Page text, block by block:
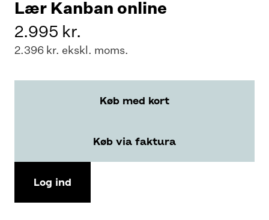
Lær Kanban online
2.995 kr.
2.396 kr. ekskl. moms.
Køb med kort
Køb via faktura
Log ind